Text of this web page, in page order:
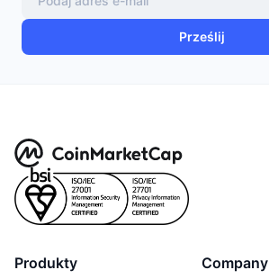
Prześlij
Produkty Company